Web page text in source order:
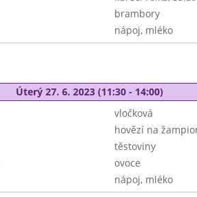
brambory
nápoj, mléko
Úterý 27. 6. 2023 (11:30 - 14:00)
vločková
hovězí na
těstoviny
ovoce
nápoj, mléko